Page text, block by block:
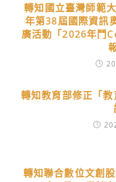
轉知國立臺灣師範
年第38屆國際資訊
廣活動「2026年鬥
轉知教育部修正「教
轉知聯合數位文創